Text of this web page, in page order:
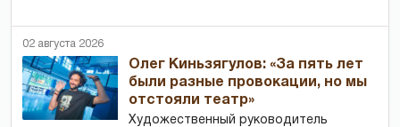
02 августа 2026
Олег Киньзягулов: «За пять лет
были разные провокации, но мы
отстояли театр»
Художественный руководитель